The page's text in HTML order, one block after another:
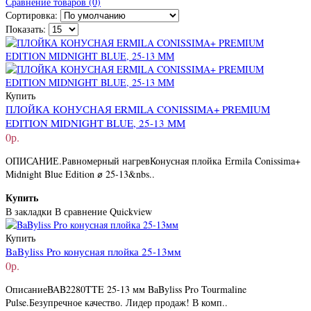
Сортировка:
Показать:
Купить
ПЛОЙКА КОНУСНАЯ ERMILA CONISSIMA+ PREMIUM
EDITION MIDNIGHT BLUE, 25‑13 ММ
0р.
ОПИСАНИЕ. Равномерный нагревКонусная плойка Ermila Conissima+
Midnight Blue Edition ⌀ 25-13&nbs..
Купить
В закладки В сравнение Quickview
Купить
BaByliss Pro конусная плойка 25-13мм
0р.
ОписаниеBAB2280TTE 25-13 мм BaByliss Pro Tourmaline
Pulse.Безупречное качество. Лидер продаж! В комп..